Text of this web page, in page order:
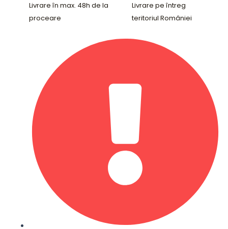
Livrare în max. 48h de la
proceare
Livrare pe întreg
teritoriul României